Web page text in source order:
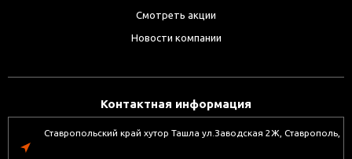
Смотреть акции
Новости компании
Контактная информация
Ставропольский край хутор Ташла ул.Заводская 2Ж, Ставрополь,